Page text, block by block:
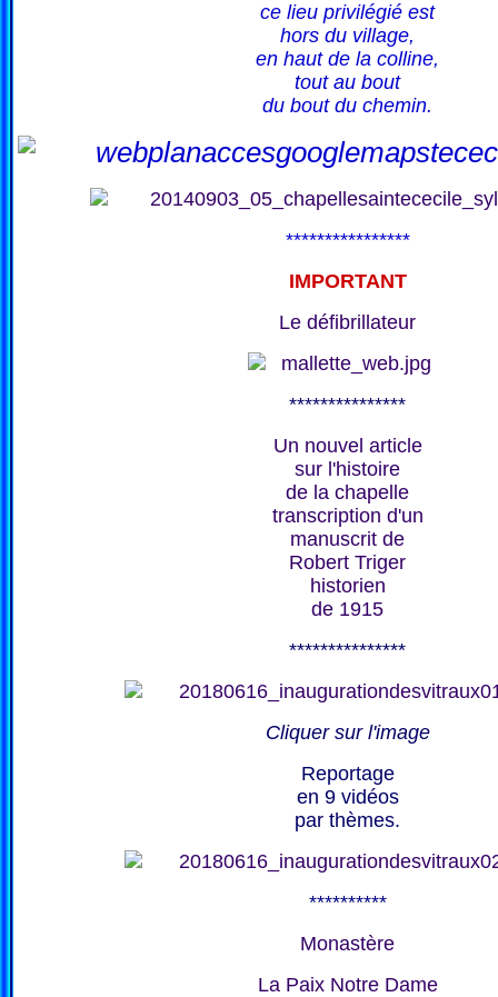
ce lieu privilégié est
hors du village,
en haut de la colline,
tout au bout
du bout du chemin.
****************
IMPORTANT
Le défibrillateur
***************
Un nouvel article
sur l'histoire
de la chapelle
transcription d'un
manuscrit de
Robert Triger
historien
de 1915
***************
Cliquer sur l'image
Reportage
en 9 vidéos
par thèmes.
**********
Monastère
La Paix Notre Dame